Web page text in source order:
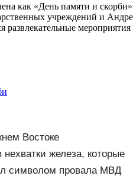
как «День памяти и
учреждений и
Востоке
железа, которые
символом провала МВД